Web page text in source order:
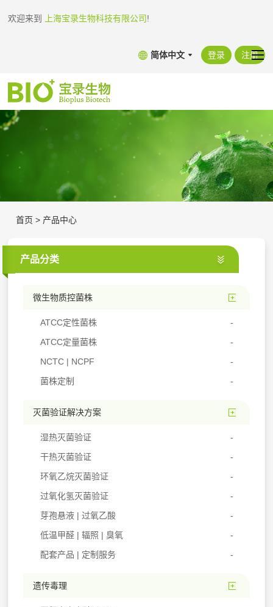
欢迎来到 上海宝录生物科技有限公司!
简体中文 登录 注册
首页 > 产品中心
产品分类
微生物质控菌株
ATCC定性菌株
ATCC定量菌株
NCTC | NCPF
菌株定制
灭菌验证解决方案
湿热灭菌验证
干热灭菌验证
环氧乙烷灭菌验证
过氧化氢灭菌验证
芽孢悬液 | 过氧乙酸
低温甲醛 | 辐照 | 臭氧
配套产品 | 定制服务
遗传毒理